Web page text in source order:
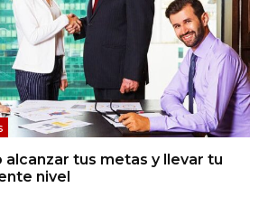
tus metas y llevar tu
nivel